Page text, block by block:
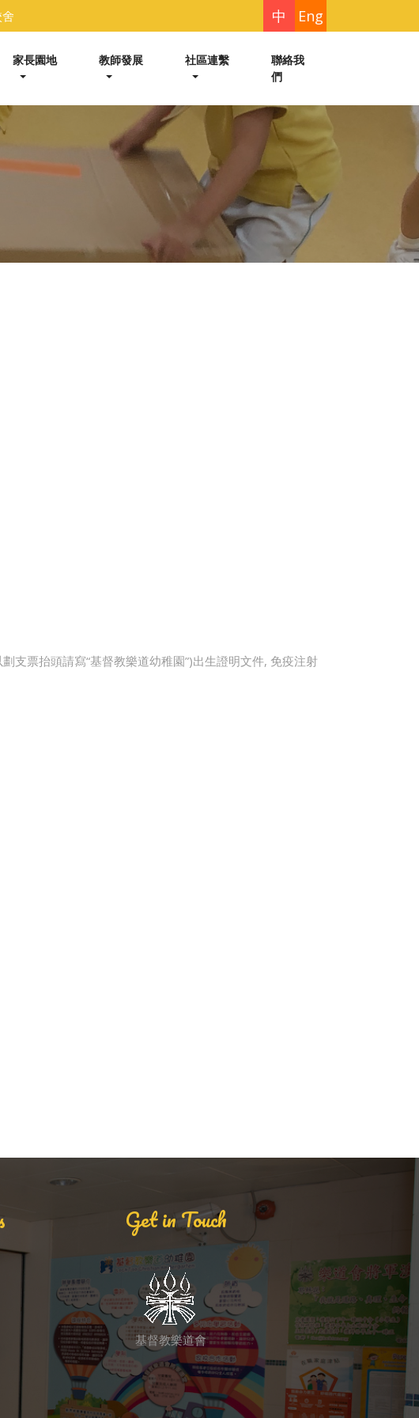
中 Eng
家長園地 教師發展 社區連繫
聯絡我
們
支票抬頭請寫“基督教樂道幼稚園”)出生證明文件, 免疫注射
Get in Touch
基督教樂道會